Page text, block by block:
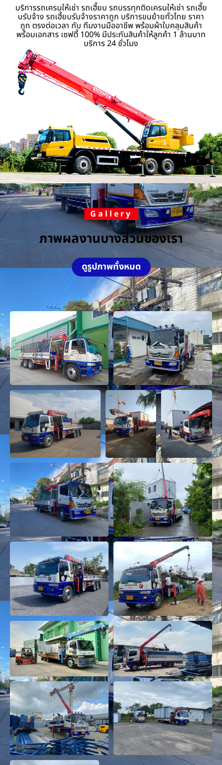
บริการรถเครนให้เช่า รถเฮี๊ยบ รถบรรทุกติดเครนให้เช่า รถเฮี๊ย
บรับจ้าง รถเฮี้ยบรับจ้างราคาถูก บริการขนย้ายทั่วไทย ราคา
ถูก ตรงต่อเวลา กับ ทีมงานมืออาชีพ พร้อมผ้าใบคลุมสินค้า
พร้อมเอกสาร เซฟตี้ 100% มีประกันสินค้าให้ลูกค้า 1 ล้านบาท
บริการ 24 ชั่วโมง
Gallery
ภาพผลงานบางส่วนของเรา
ดูรูปภาพทั้งหมด